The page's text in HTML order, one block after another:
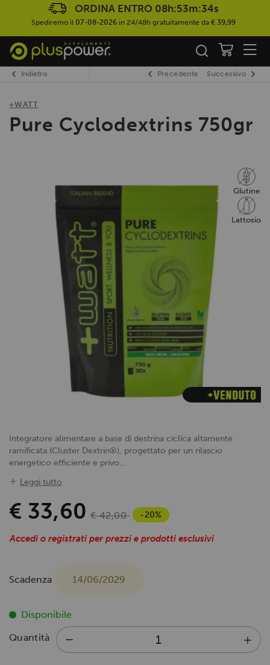
ORDINA ENTRO 08h:53m:33s
Spediremo il 07-08-2026 in 24/48h gratuitamente da € 39,99
Indietro Precedente Successivo
+WATT
Pure Cyclodextrins 750gr
Glutine
Lattosio
Integratore alimentare a base di destrina ciclica altamente
ramificata (Cluster Dextrin®), progettato per un rilascio
energetico efficiente e privo...
Leggi tutto
€ 33,60 € 42,00 -20%
Accedi o registrati per prezzi e prodotti esclusivi
Scadenza 14/06/2029
Disponibile
Quantità